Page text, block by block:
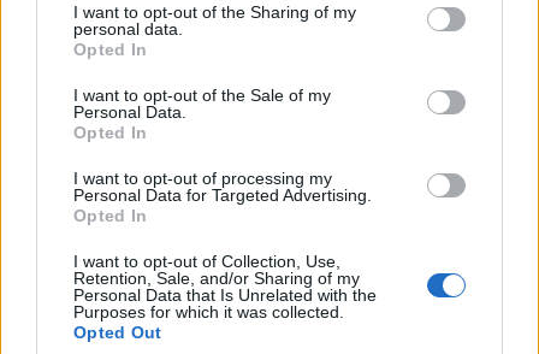
not limited to your visit or usage behaviour. You may click to
grant or deny consent to Google and its third-party tags to
use your data for below specified purposes in below Google
consent section.
I want to opt-out of the Sharing of my
personal data.
Opted In
I want to opt-out of the Sale of my
Personal Data.
Opted In
I want to opt-out of processing my
Personal Data for Targeted Advertising.
Opted In
I want to opt-out of Collection, Use,
Retention, Sale, and/or Sharing of my
Personal Data that Is Unrelated with the
Purposes for which it was collected.
Opted Out
Hitelfordulat 2026: elzárja a pénzcsapot az
állam
ELEMZÉSEK 2026. júl. 22.